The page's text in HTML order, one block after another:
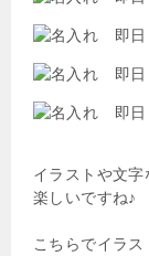
イラストや文
楽しいですね♪
こちらでイラ